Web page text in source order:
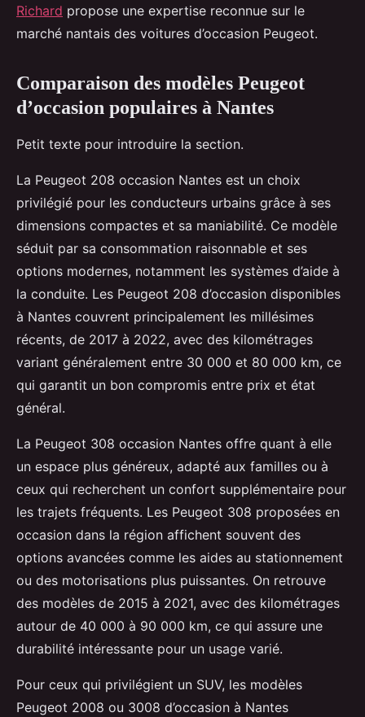
Richard propose une expertise reconnue sur le
marché nantais des voitures d’occasion Peugeot.
Comparaison des modèles Peugeot
d’occasion populaires à Nantes
Petit texte pour introduire la section.
La Peugeot 208 occasion Nantes est un choix
privilégié pour les conducteurs urbains grâce à ses
dimensions compactes et sa maniabilité. Ce modèle
séduit par sa consommation raisonnable et ses
options modernes, notamment les systèmes d’aide à
la conduite. Les Peugeot 208 d’occasion disponibles
à Nantes couvrent principalement les millésimes
récents, de 2017 à 2022, avec des kilométrages
variant généralement entre 30 000 et 80 000 km, ce
qui garantit un bon compromis entre prix et état
général.
La Peugeot 308 occasion Nantes offre quant à elle
un espace plus généreux, adapté aux familles ou à
ceux qui recherchent un confort supplémentaire pour
les trajets fréquents. Les Peugeot 308 proposées en
occasion dans la région affichent souvent des
options avancées comme les aides au stationnement
ou des motorisations plus puissantes. On retrouve
des modèles de 2015 à 2021, avec des kilométrages
autour de 40 000 à 90 000 km, ce qui assure une
durabilité intéressante pour un usage varié.
Pour ceux qui privilégient un SUV, les modèles
Peugeot 2008 ou 3008 d’occasion à Nantes